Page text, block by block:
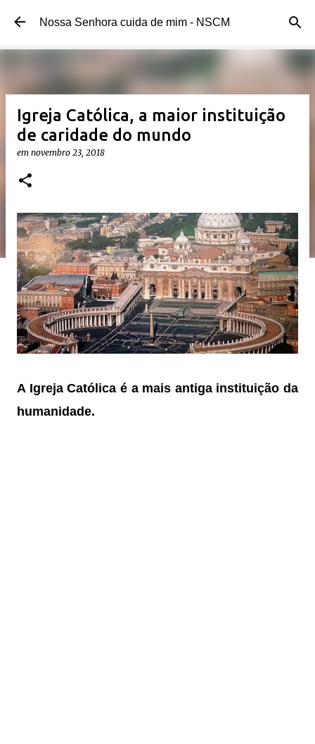
Pular para o conteúdo principal
Nossa Senhora cuida de mim - NSCM
Igreja Católica, a maior instituição
de caridade do mundo
em novembro 23, 2018
A Igreja Católica é a mais antiga instituição da
humanidade.